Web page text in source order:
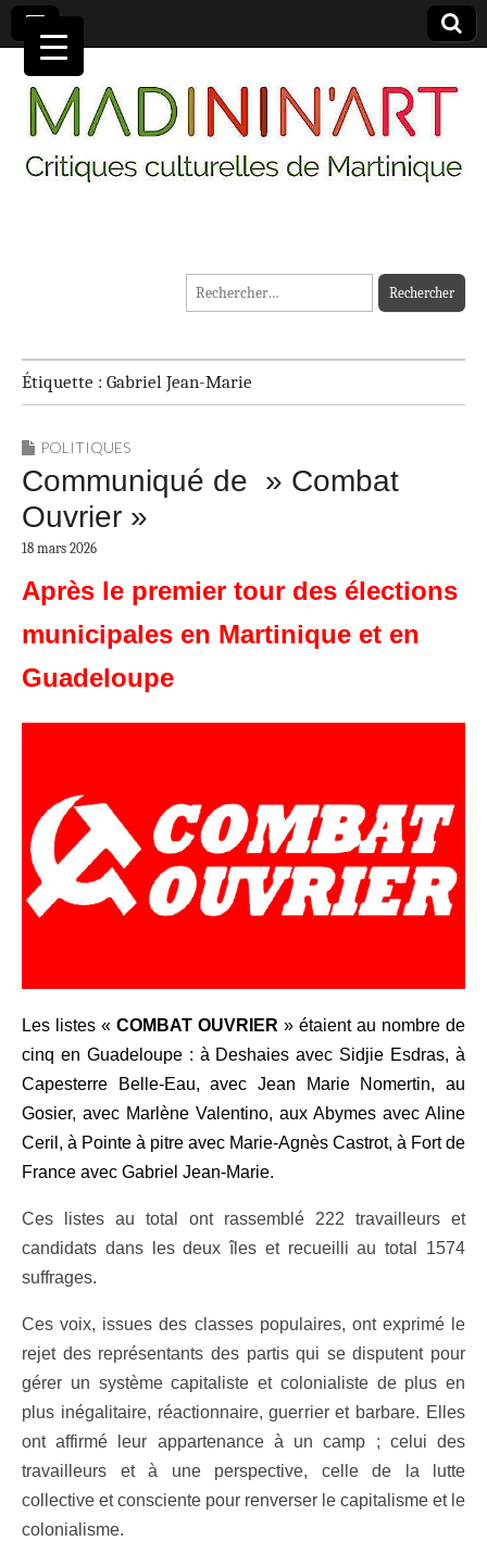
MADININ'ART
Rechercher :
Étiquette : Gabriel Jean-Marie
POLITIQUES
Communiqué de » Combat
Ouvrier »
18 mars 2026
Après le premier tour des élections
municipales en Martinique et en
Guadeloupe
Les listes « COMBAT OUVRIER » étaient au nombre de
cinq en Guadeloupe : à Deshaies avec Sidjie Esdras, à
Capesterre Belle-Eau, avec Jean Marie Nomertin, au
Gosier, avec Marlène Valentino, aux Abymes avec Aline
Ceril, à Pointe à pitre avec Marie-Agnès Castrot, à Fort de
France avec Gabriel Jean-Marie.
Ces listes au total ont rassemblé 222 travailleurs et
candidats dans les deux îles et recueilli au total 1574
suffrages.
Ces voix, issues des classes populaires, ont exprimé le
rejet des représentants des partis qui se disputent pour
gérer un système capitaliste et colonialiste de plus en
plus inégalitaire, réactionnaire, guerrier et barbare. Elles
ont affirmé leur appartenance à un camp ; celui des
travailleurs et à une perspective, celle de la lutte
collective et consciente pour renverser le capitalisme et le
colonialisme.